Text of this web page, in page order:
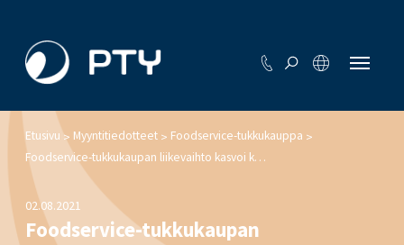
Etusivu > Myyntitiedotteet > Foodservice-tukkukauppa >
Foodservice-tukkukaupan liikevaihto kasvoi kesäkuussa 17,8 prosenttia edellisvuodesta
02.08.2021
Foodservice-tukkukaupan